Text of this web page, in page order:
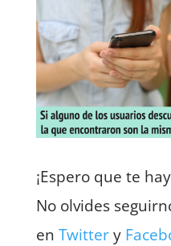
¡Espero que te
No olvides
en Twittery